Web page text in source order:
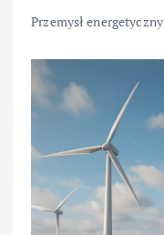
Przemysł energetyczny